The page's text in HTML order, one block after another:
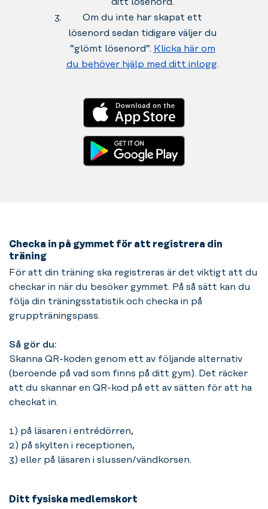
Om du inte har skapat ett
lösenord sedan tidigare väljer du
”glömt lösenord”. Klicka här om
du behöver hjälp med ditt inlogg.
Checka in på gymmet för att registrera din
träning
För att din träning ska registreras är det viktigt att du
checkar in när du besöker gymmet. På så sätt kan du
följa din träningsstatistik och checka in på
gruppträningspass.
Så gör du:
Skanna QR-koden genom ett av följande alternativ
(beroende på vad som finns på ditt gym). Det räcker
att du skannar en QR-kod på ett av sätten för att ha
checkat in.
1) på läsaren i entrédörren,
2) på skylten i receptionen,
3) eller på läsaren i slussen/vändkorsen.
Ditt fysiska medlemskort